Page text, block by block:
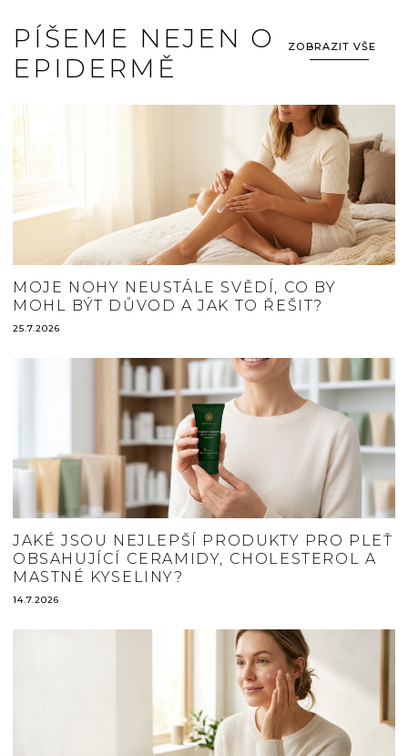
PÍŠEME NEJEN O
EPIDERMĚ
ZOBRAZIT VŠE
MOJE NOHY NEUSTÁLE SVĚDÍ, CO BY
MOHL BÝT DŮVOD A JAK TO ŘEŠIT?
25.7.2026
JAKÉ JSOU NEJLEPŠÍ PRODUKTY PRO PLEŤ
OBSAHUJÍCÍ CERAMIDY, CHOLESTEROL A
MASTNÉ KYSELINY?
14.7.2026